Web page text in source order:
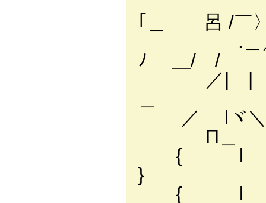
｢＿ 呂 /￣
.＿
ﾉ ＿/ /
／|
／ lヾ
П＿
{ l ヾ
} 匸
{ l